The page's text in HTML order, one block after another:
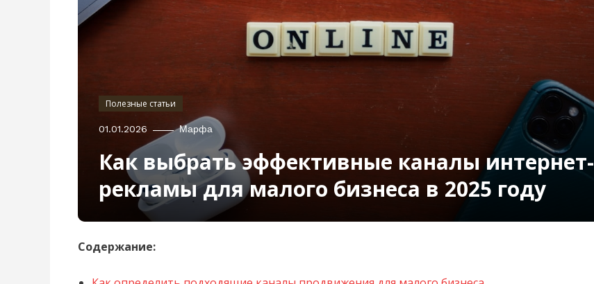
Полезные статьи
01.01.2026 Марфа
Как выбрать эффективные каналы интернет-
рекламы для малого бизнеса в 2025 году
Содержание: